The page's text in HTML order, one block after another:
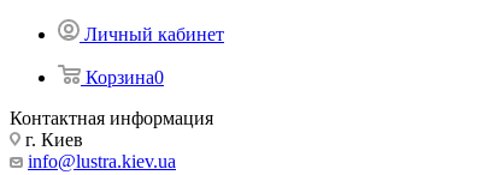
Личный кабинет
Корзина0
Контактная информация
г. Киев
info@lustra.kiev.ua